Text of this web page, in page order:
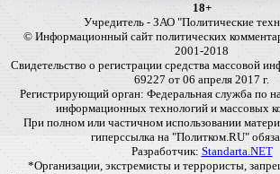
18+
Учредитель - ЗАО "Политические
© Информационный сайт политических
2001-2018
Свидетельство о регистрации средства массовой
69227 от 06 апреля 2017 г.
Регистрирующий орган: Федеральная служба по
информационных технологий и массовых
При полном или частичном использовании
гиперссылка на "Политком.RU"
Разработчик: Standarta.NET
*Организации, экстремисты и террористы,